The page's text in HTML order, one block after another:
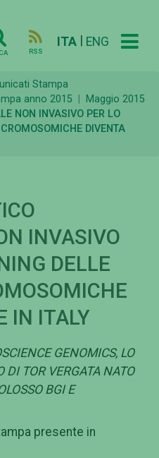
RSS
ITA ENG
Stampa
anno 2015
Maggio 2015
NON INVASIVO PER LO
DIVENTA
INVASIVO
DELLE
IN ITALY
GENOMICS, LO
DI TOR VERGATA NATO
BGI E
presente in